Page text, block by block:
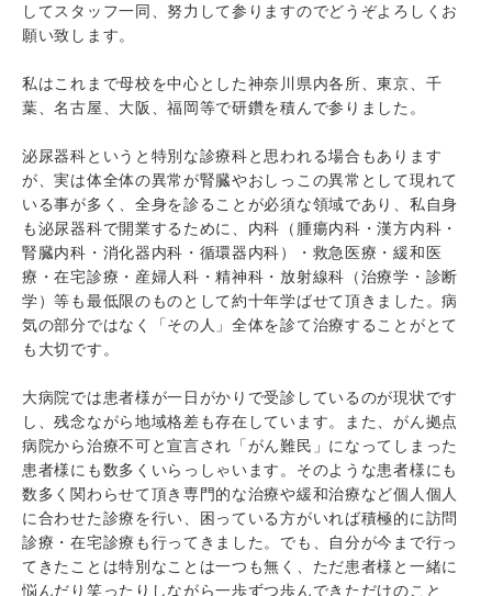
してスタッフ一同、努力して参りますのでどうぞよろしくお
願い致します。
私はこれまで母校を中心とした神奈川県内各所、東京、千
葉、名古屋、大阪、福岡等で研鑽を積んで参りました。
泌尿器科というと特別な診療科と思われる場合もあります
が、実は体全体の異常が腎臓やおしっこの異常として現れて
いる事が多く、全身を診ることが必須な領域であり、私自身
も泌尿器科で開業するために、内科（腫瘍内科・漢方内科・
腎臓内科・消化器内科・循環器内科）・救急医療・緩和医
療・在宅診療・産婦人科・精神科・放射線科（治療学・診断
学）等も最低限のものとして約十年学ばせて頂きました。病
気の部分ではなく「その人」全体を診て治療することがとて
も大切です。
大病院では患者様が一日がかりで受診しているのが現状です
し、残念ながら地域格差も存在しています。また、がん拠点
病院から治療不可と宣言され「がん難民」になってしまった
患者様にも数多くいらっしゃいます。そのような患者様にも
数多く関わらせて頂き専門的な治療や緩和治療など個人個人
に合わせた診療を行い、困っている方がいれば積極的に訪問
診療・在宅診療も行ってきました。でも、自分が今まで行っ
てきたことは特別なことは一つも無く、ただ患者様と一緒に
悩んだり笑ったりしながら一歩ずつ歩んできただけのこと